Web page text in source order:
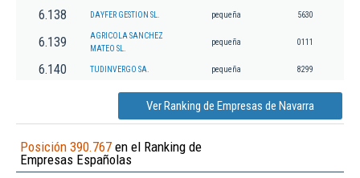
6.138 DAYFER GESTION SL. pequeña 5630
6.139
AGRICOLA SANCHEZ
MATEO SL.
pequeña 0111
6.140 TUDINVERGO SA. pequeña 8299
Ver Ranking de Empresas de Navarra
Posición 390.767 en el Ranking de
Empresas Españolas